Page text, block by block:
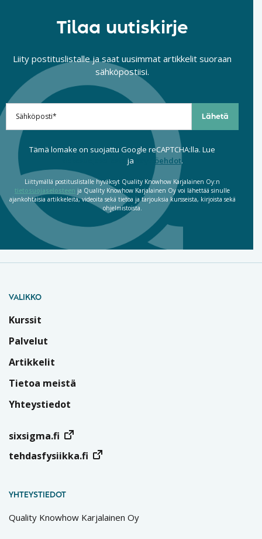
Tilaa uutiskirje
Liity postituslistalle ja saat uusimmat artikkelit suoraan
sähköpostiisi.
Tämä lomake on suojattu Google reCAPTCHA:lla. Lue
ja käyttöehdot.
Liittymällä postituslistalle hyväksyt Quality Knowhow Karjalainen Oy:n
tietosuojaselosteen ja Quality Knowhow Karjalainen Oy voi lähettää sinulle
ajankohtaisia artikkeleita, videoita sekä tietoa ja tarjouksia kursseista, kirjoista sekä
ohjelmistoista.
VALIKKO
Kurssit
Palvelut
Artikkelit
Tietoa meistä
Yhteystiedot
sixsigma.fi
tehdasfysiikka.fi
YHTEYSTIEDOT
Quality Knowhow Karjalainen Oy